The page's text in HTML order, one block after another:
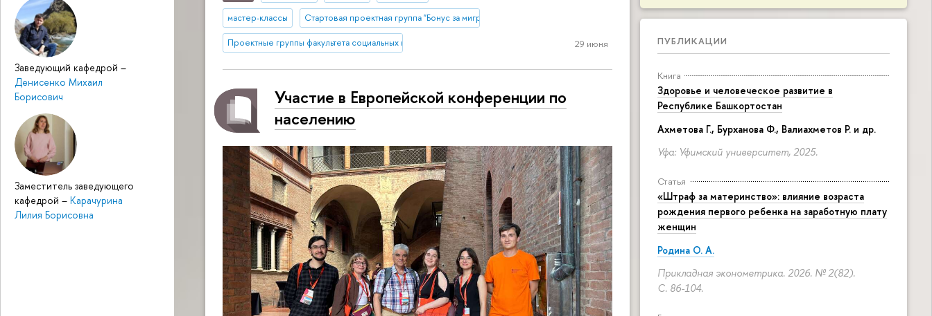
Заведующий кафедрой –
Денисенко Михаил
Борисович
Заместитель заведующего
кафедрой – Карачурина
Лилия Борисовна
ПУБЛИКАЦИИ
Книга
Здоровье и человеческое развитие в
Республике Башкортостан
Ахметова Г., Бурханова Ф., Валиахметов Р. и др.
Уфа: Уфимский университет, 2025.
Статья
«Штраф за материнство»: влияние возраста
рождения первого ребенка на заработную плату
женщин
Родина О. А.
Прикладная эконометрика. 2026. № 2(82).
С. 86-104.
мастер-классы Стартовая проектная группа "Бонус за миграцию? Влияние опыта внутристрановой миграции на разные аспекты качества жизни мигрантов"
Проектные группы факультета социальных наук 29 июня
Участие в Европейской конференции по
населению